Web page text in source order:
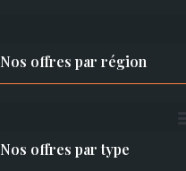
Nos offres par région
Nos offres par type